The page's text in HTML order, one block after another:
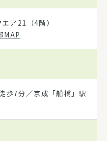
ア21（4階）
MAP
7分／京成「船橋」駅